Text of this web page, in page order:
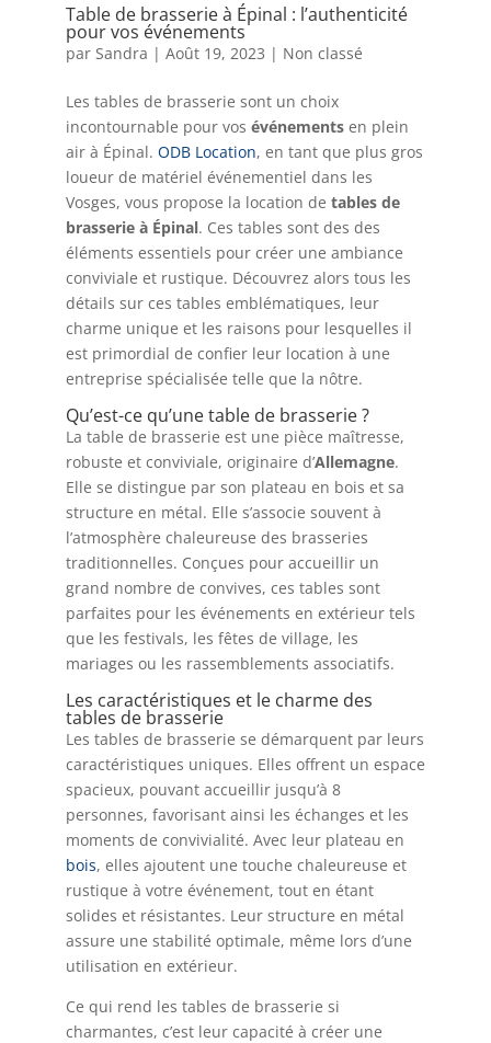
Table de brasserie à Épinal : l’authenticité
pour vos événements
par Sandra | Août 19, 2023 | Non classé
Les tables de brasserie sont un choix
incontournable pour vos événementsen plein
air à Épinal. ODB Location, en tant que plus gros
loueur de matériel événementiel dans les
Vosges, vous propose la location de tables de
brasserie à Épinal. Ces tables sont des des
éléments essentiels pour créer une ambiance
conviviale et rustique. Découvrez alors tous les
détails sur ces tables emblématiques, leur
charme unique et les raisons pour lesquelles il
est primordial de confier leur location à une
entreprise spécialisée telle que la nôtre.
Qu’est-ce qu’une table de brasserie ?
La table de brasserie est une pièce maîtresse,
robuste et conviviale, originaire d’Allemagne.
Elle se distingue par son plateau en bois et sa
structure en métal. Elle s’associe souvent à
l’atmosphère chaleureuse des brasseries
traditionnelles. Conçues pour accueillir un
grand nombre de convives, ces tables sont
parfaites pour les événements en extérieur tels
que les festivals, les fêtes de village, les
mariages ou les rassemblements associatifs.
Les caractéristiques et le charme des
tables de brasserie
Les tables de brasserie se démarquent par leurs
caractéristiques uniques. Elles offrent un espace
spacieux, pouvant accueillir jusqu’à 8
personnes, favorisant ainsi les échanges et les
moments de convivialité. Avec leur plateau en
bois, elles ajoutent une touche chaleureuse et
rustique à votre événement, tout en étant
solides et résistantes. Leur structure en métal
assure une stabilité optimale, même lors d’une
utilisation en extérieur.
Ce qui rend les tables de brasserie si
charmantes, c’est leur capacité à créer une